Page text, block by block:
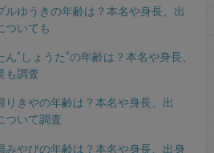
ルゆうきの年齢は？本名や身長、出
ついても
ん”しょうた”の年齢は？本名や身長、
も調査
りきやの年齢は？本名や身長、出
ついて調査
みやびの年齢は？本名や身長、出身